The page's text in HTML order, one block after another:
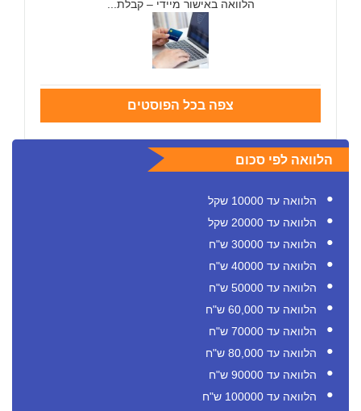
הלוואה באישור מיידי – קבלת...
צפה בכל הפוסטים
הלוואה לפי סכום
הלוואה עד 10000 שקל
הלוואה עד 20000 שקל
הלוואה עד 30000 ש"ח
הלוואה עד 40000 ש"ח
הלוואה עד 50000 ש"ח
הלוואה עד 60,000 ש"ח
הלוואה עד 70000 ש"ח
הלוואה עד 80,000 ש"ח
הלוואה עד 90000 ש"ח
הלוואה עד 100000 ש"ח